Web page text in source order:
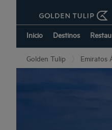
Inicio Destinos
Golden Tulip Emiratos